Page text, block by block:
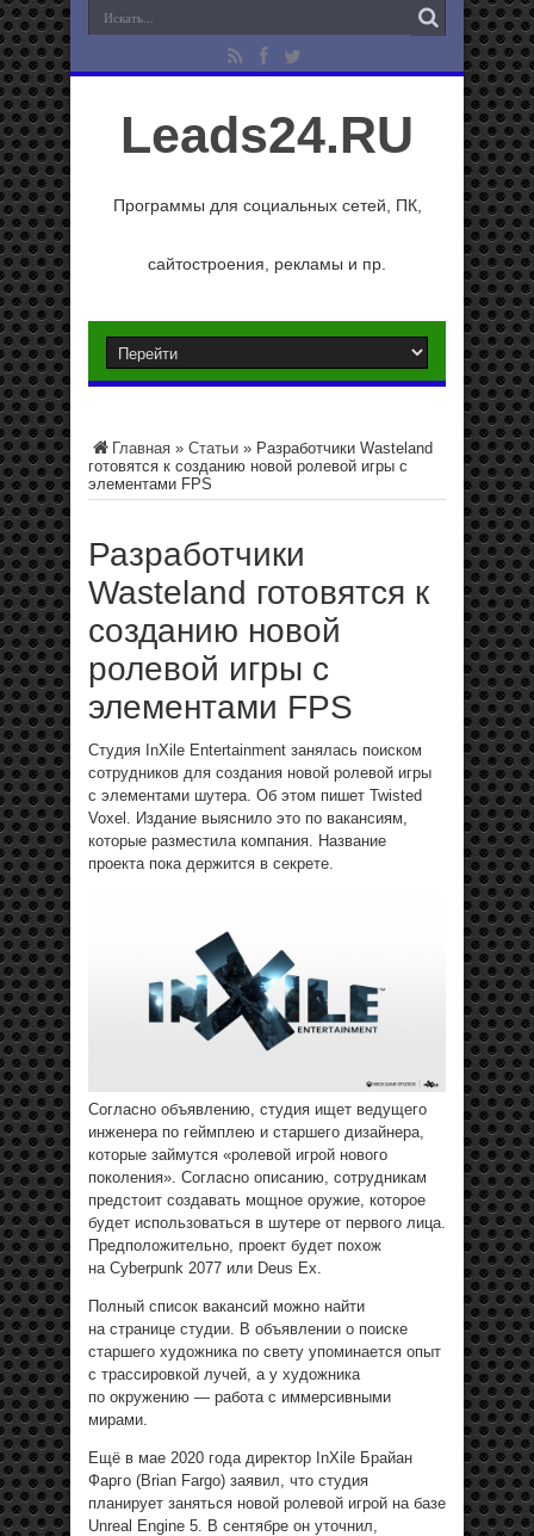
Leads24.RU
Программы для социальных сетей, ПК,
сайтостроения, рекламы и пр.
Главная » Статьи » Разработчики Wasteland
готовятся к созданию новой ролевой игры с
элементами FPS
Разработчики
Wasteland готовятся к
созданию новой
ролевой игры с
элементами FPS
Студия InXile Entertainment занялась поиском
сотрудников для создания новой ролевой игры
с элементами шутера. Об этом пишет Twisted
Voxel. Издание выяснило это по вакансиям,
которые разместила компания. Название
проекта пока держится в секрете.
Согласно объявлению, студия ищет ведущего
инженера по геймплею и старшего дизайнера,
которые займутся «ролевой игрой нового
поколения». Согласно описанию, сотрудникам
предстоит создавать мощное оружие, которое
будет использоваться в шутере от первого лица.
Предположительно, проект будет похож
на Cyberpunk 2077 или Deus Ex.
Полный список вакансий можно найти
на странице студии. В объявлении о поиске
старшего художника по свету упоминается опыт
с трассировкой лучей, а у художника
по окружению — работа с иммерсивными
мирами.
Ещё в мае 2020 года директор InXile Брайан
Фарго (Brian Fargo) заявил, что студия
планирует заняться новой ролевой игрой на базе
Unreal Engine 5. В сентябре он уточнил,